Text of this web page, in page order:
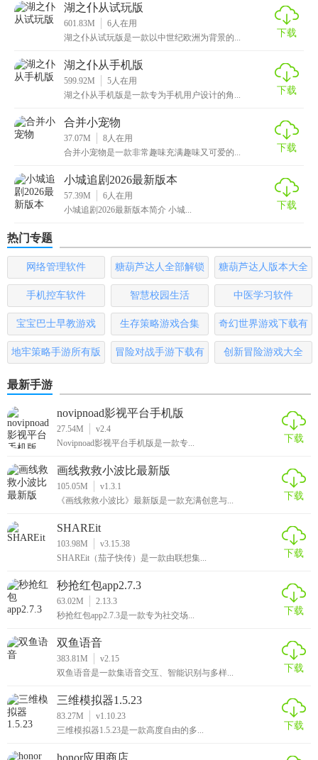
【湖之仆从2026最新版本推荐】
湖之仆从2026以其独特的未来世界设定、创新的游戏模式、
丰富的地图选择和深度自定义功能，为RTS游戏爱好者提供了
全新的挑战和乐趣。无论你是策略游戏的新手还是老手，都
能在这款游戏中找到属于自己的乐趣。强烈推荐给喜欢即时
战略游戏的玩家尝试。
湖之仆从试玩版
601.83M 6 人在用
湖之仆从试玩版是一款以中世纪欧洲为背景的...
下载
湖之仆从手机版
599.92M 5 人在用
湖之仆从手机版是一款专为手机用户设计的角...
下载
合并小宠物
37.07M 8 人在用
合并小宠物是一款非常趣味充满趣味又可爱的...
下载
小城追剧2026最新版本
57.39M 6 人在用
小城追剧2026最新版本简介 小城...
下载
热门专题
网络管理软件
糖葫芦达人全部解锁
版
糖葫芦达人版本大全
手机控车软件 智慧校园生活 中医学习软件
宝宝巴士早教游戏 生存策略游戏合集
奇幻世界游戏下载有
哪些
地牢策略手游所有版
冒险对战手游下载有
创新冒险游戏大全
最新手游
novipnoad影视平台手机版
27.54M
v2.4
Novipnoad影视平台手机版是一款专...
下载
画线救救小波比最新版
105.05M
v1.3.1
《画线救救小波比》最新版是一款充满创意与...
下载
SHAREit
103.98M
v3.15.38
SHAREit（茄子快传）是一款由联想集...
下载
秒抢红包app2.7.3
63.02M
2.13.3
秒抢红包app2.7.3是一款专为社交场...
下载
双鱼语音
383.81M
v2.15
双鱼语音是一款集语音交互、智能识别与多样...
下载
三维模拟器1.5.23
83.27M
v1.10.23
三维模拟器1.5.23是一款高度自由的多...
下载
honor应用商店